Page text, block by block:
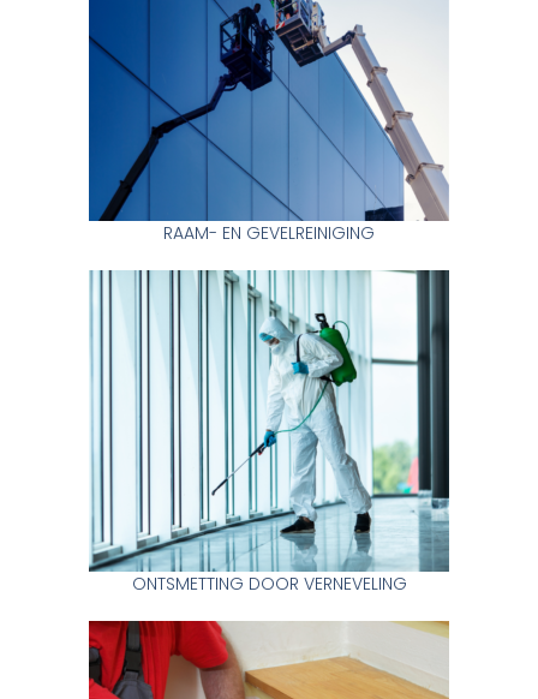
RAAM- EN GEVELREINIGING
ONTSMETTING DOOR VERNEVELING